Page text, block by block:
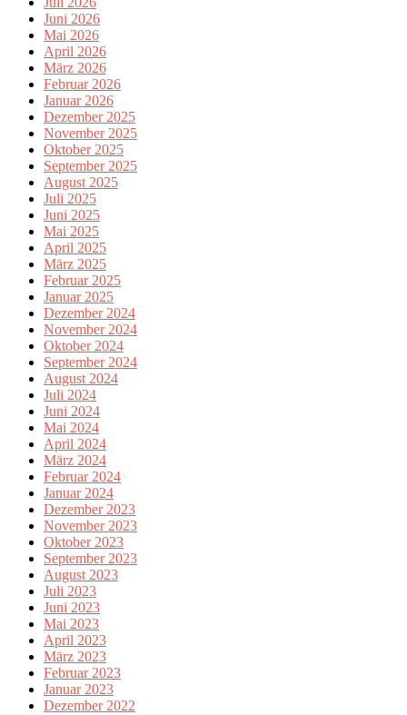
Juni 2026
Mai 2026
April 2026
März 2026
Februar 2026
Januar 2026
Dezember 2025
November 2025
Oktober 2025
September 2025
August 2025
Juli 2025
Juni 2025
Mai 2025
April 2025
März 2025
Februar 2025
Januar 2025
Dezember 2024
November 2024
Oktober 2024
September 2024
August 2024
Juli 2024
Juni 2024
Mai 2024
April 2024
März 2024
Februar 2024
Januar 2024
Dezember 2023
November 2023
Oktober 2023
September 2023
August 2023
Juli 2023
Juni 2023
Mai 2023
April 2023
März 2023
Februar 2023
Januar 2023
Dezember 2022